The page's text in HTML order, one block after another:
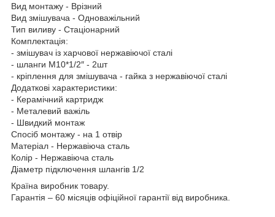
Вид монтажу - Врізний
Вид змішувача - Одноважільний
Тип виливу - Стаціонарний
Комплектація:
- змішувач із харчової нержавіючої сталі
- шланги М10*1/2″ - 2шт
- кріплення для змішувача - гайка з нержавіючої сталі
Додаткові характеристики:
- Керамічний картридж
- Металевий важіль
- Швидкий монтаж
Спосіб монтажу - на 1 отвір
Матеріал - Нержавіюча сталь
Колір - Нержавіюча сталь
Діаметр підключення шлангів 1/2
Країна виробник товару.
Гарантія – 60 місяців офіційної гарантії від виробника.